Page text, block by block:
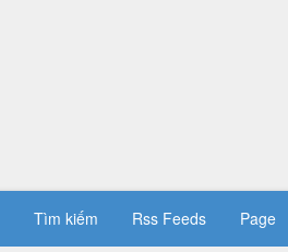
Tìm kiếm Rss Feeds Page